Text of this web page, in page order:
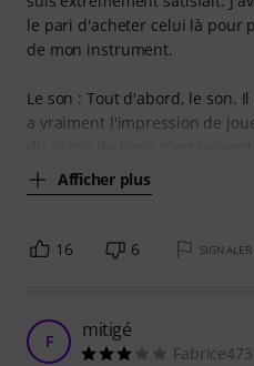
le pari d'acheter celui là pour
de mon instrument.
Le son : Tout d'abord, le son.
a vraiment l'impression de
Afficher plus
16 6
F mitigé